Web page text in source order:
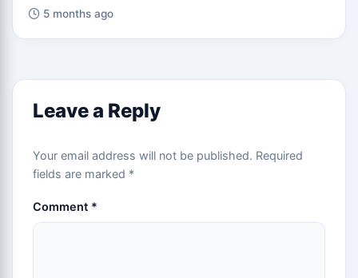
5 months ago
Leave a Reply
Your email address will not be published. Required
fields are marked *
Comment *